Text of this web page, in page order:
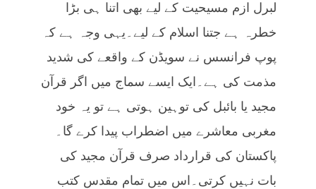
لبرل ازم مسیحیت کے لیے بھی اتنا ہی بڑا
خطرہ ہے جتنا اسلام کے لیے۔یہی وجہ ہے کہ
پوپ فرانسس نے سویڈن کے واقعے کی شدید
مذمت کی ہے۔ایک ایسے سماج میں اگر قرآن
مجید یا بائبل کی توہین ہوتی ہے تو یہ خود
مغربی معاشرے میں اضطراب پیدا کرے گا۔
پاکستان کی قرارداد صرف قرآن مجید کی
بات نہیں کرتی۔اس میں تمام مقدس کتب